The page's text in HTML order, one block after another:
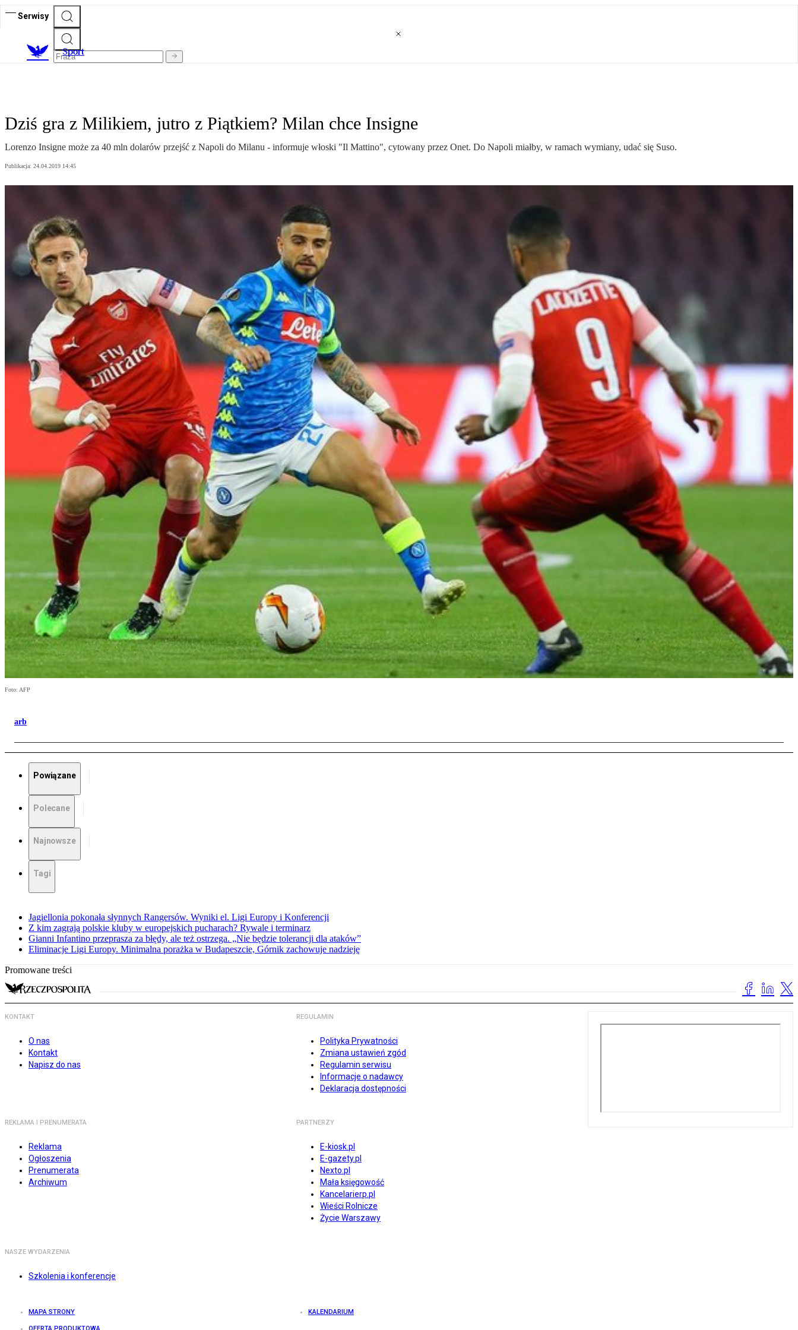
Serwisy
Sport
Dziś gra z Milikiem, jutro z Piątkiem? Milan chce Insigne
Lorenzo Insigne może za 40 mln dolarów przejść z Napoli do Milanu - informuje włoski "Il Mattino", cytowany przez Onet. Do Napoli miałby, w ramach wymiany, udać się Suso.
Publikacja: 24.04.2019 14:45
Foto: AFP
arb
Powiązane
Polecane
Najnowsze
Tagi
Jagiellonia pokonała słynnych Rangersów. Wyniki el. Ligi Europy i Konferencji
Z kim zagrają polskie kluby w europejskich pucharach? Rywale i terminarz
Gianni Infantino przeprasza za błędy, ale też ostrzega. „Nie będzie tolerancji dla ataków”
Eliminacje Ligi Europy. Minimalna porażka w Budapeszcie, Górnik zachowuje nadzieję
Promowane treści
KONTAKT
O nas
Kontakt
Napisz do nas
REGULAMIN
Polityka Prywatności
Zmiana ustawień zgód
Regulamin serwisu
Informacje o nadawcy
Deklaracja dostępności
REKLAMA I PRENUMERATA
Reklama
Ogłoszenia
Prenumerata
Archiwum
PARTNERZY
E-kiosk.pl
E-gazety.pl
Nexto.pl
Mała księgowość
Kancelarierp.pl
Wieści Rolnicze
Życie Warszawy
NASZE WYDARZENIA
Szkolenia i konferencje
MAPA STRONY KALENDARIUM